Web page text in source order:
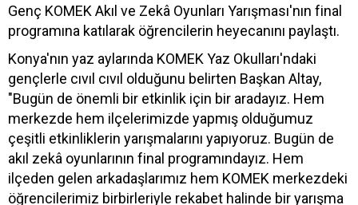
Genç KOMEK Akıl ve Zekâ Oyunları Yarışması'nın final
programına katılarak öğrencilerin heyecanını paylaştı.
Konya'nın yaz aylarında KOMEK Yaz Okulları'ndaki
gençlerle cıvıl cıvıl olduğunu belirten Başkan Altay,
"Bugün de önemli bir etkinlik için bir aradayız. Hem
merkezde hem ilçelerimizde yapmış olduğumuz
çeşitli etkinliklerin yarışmalarını yapıyoruz. Bugün de
akıl zekâ oyunlarının final programındayız. Hem
ilçeden gelen arkadaşlarımız hem KOMEK merkezdeki
öğrencilerimiz birbirleriyle rekabet halinde bir yarışma